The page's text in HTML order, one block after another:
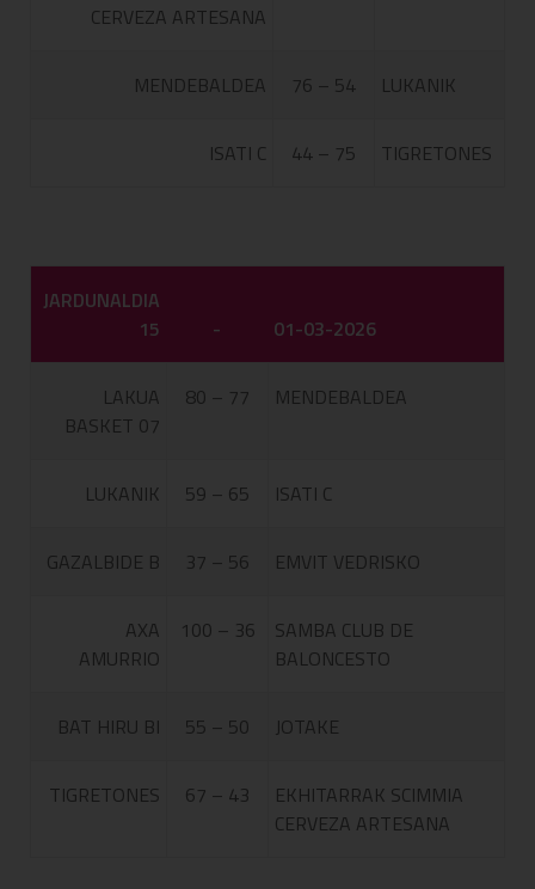
CERVEZA ARTESANA
MENDEBALDEA 76 – 54 LUKANIK
ISATI C 44 – 75 TIGRETONES
JARDUNALDIA
15
- 01-03-2026
LAKUA
BASKET 07
80 – 77 MENDEBALDEA
LUKANIK 59 – 65 ISATI C
GAZALBIDE B 37 – 56 EMVIT VEDRISKO
AXA
AMURRIO
100 – 36
SAMBA CLUB DE
BALONCESTO
BAT HIRU BI 55 – 50 JOTAKE
TIGRETONES 67 – 43
EKHITARRAK SCIMMIA
CERVEZA ARTESANA